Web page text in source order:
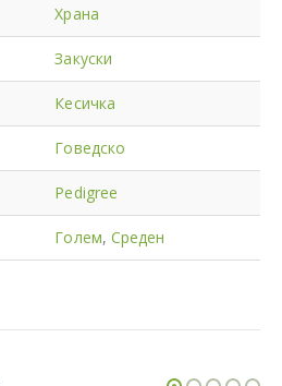
Храна
Закуски
Кесичка
Говедско
Pedigree
Голем, Среден